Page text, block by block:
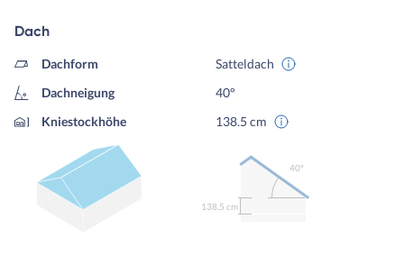
Dach
Dachform
Satteldach
Dachneigung
40°
Kniestockhöhe
138.5 cm
138.5 cm
40º